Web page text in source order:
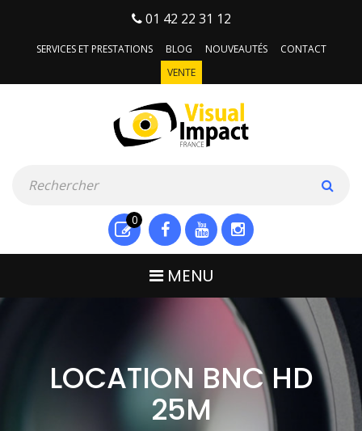
01 42 22 31 12
SERVICES ET PRESTATIONS BLOG NOUVEAUTÉS
CONTACT
VENTE
0
MENU
LOCATION BNC HD
25M